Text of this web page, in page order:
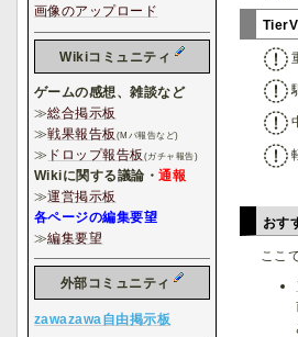
TierV
おす
ここ
画像のアップロード
Wikiコミュニティ
ゲームの感想、雑談など
≫総合掲示板
≫戦果報告板 (Mバ報告など)
≫ ドロップ報告板 (ガチャ報告)
Wikiに関する議論・通報
≫運営掲示板
各ページの編集要望
≫編集要望
外部コミュニティ
zawazawa自由掲示板